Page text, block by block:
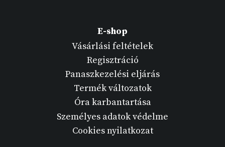
E-shop
Vásárlási feltételek
Regisztráció
Panaszkezelési eljárás
Termék változatok
Óra karbantartása
Személyes adatok védelme
Cookies nyilatkozat